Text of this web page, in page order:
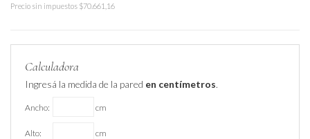
Precio sin impuestos $70.661,16
Calculadora
Ingresá la medida de la pared en centímetros.
Ancho: cm
Alto: cm